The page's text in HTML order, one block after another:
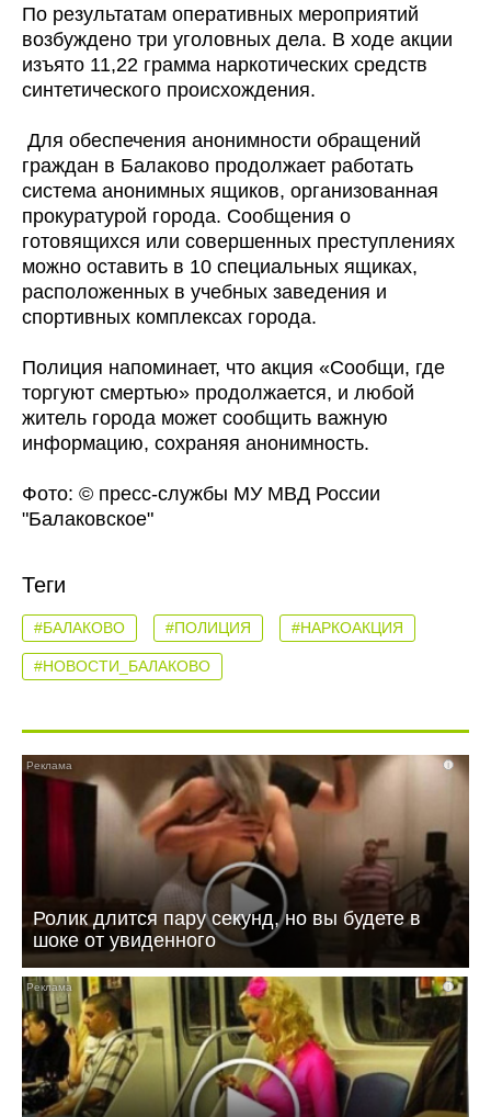
По результатам оперативных мероприятий
возбуждено три уголовных дела. В ходе акции
изъято 11,22 грамма наркотических средств
синтетического происхождения.
Для обеспечения анонимности обращений
граждан в Балаково продолжает работать
система анонимных ящиков, организованная
прокуратурой города. Сообщения о
готовящихся или совершенных преступлениях
можно оставить в 10 специальных ящиках,
расположенных в учебных заведения и
спортивных комплексах города.
Полиция напоминает, что акция «Сообщи, где
торгуют смертью» продолжается, и любой
житель города может сообщить важную
информацию, сохраняя анонимность.
Фото: © пресс-службы МУ МВД России
"Балаковское"
Теги
#БАЛАКОВО #ПОЛИЦИЯ #НАРКОАКЦИЯ
#НОВОСТИ_БАЛАКОВО
i
Ролик длится пару секунд, но вы будете в
шоке от увиденного
i